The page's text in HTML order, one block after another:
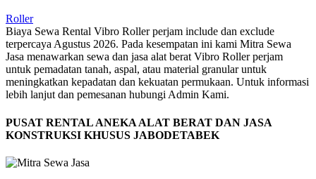
Roller
Biaya Sewa Rental Vibro Roller perjam include dan exclude
terpercaya Agustus 2026. Pada kesempatan ini kami Mitra Sewa
Jasa menawarkan sewa dan jasa alat berat Vibro Roller perjam
untuk pemadatan tanah, aspal, atau material granular untuk
meningkatkan kepadatan dan kekuatan permukaan. Untuk informasi
lebih lanjut dan pemesanan hubungi Admin Kami.
PUSAT RENTAL ANEKA ALAT BERAT DAN JASA
KONSTRUKSI KHUSUS JABODETABEK